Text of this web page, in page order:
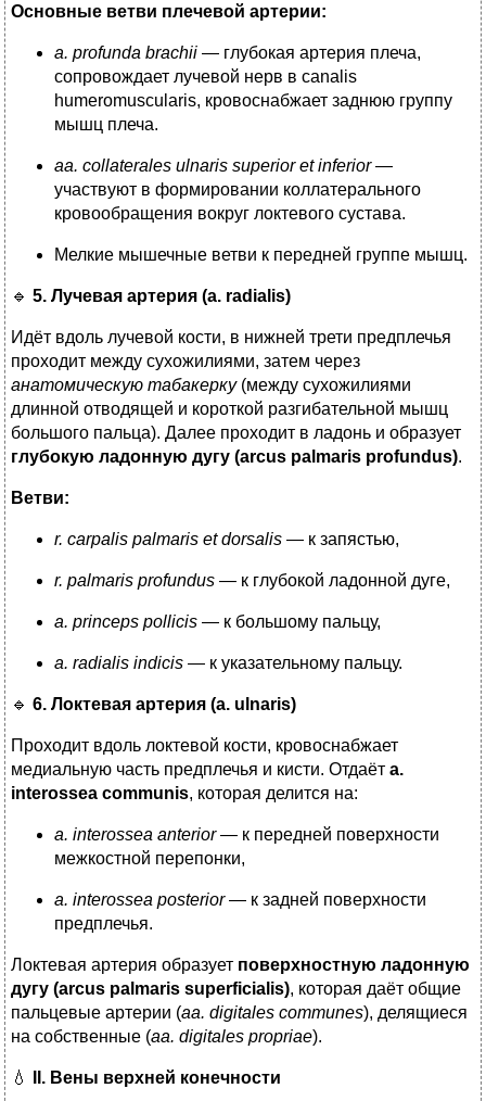
Основные ветви плечевой артерии:
a. profunda brachii — глубокая артерия плеча,
сопровождает лучевой нерв в canalis
humeromuscularis, кровоснабжает заднюю группу
мышц плеча.
aa. collaterales ulnaris superior et inferior—
участвуют в формировании коллатерального
кровообращения вокруг локтевого сустава.
Мелкие мышечные ветви к передней группе мышц.
🔹 5. Лучевая артерия (a. radialis)
Идёт вдоль лучевой кости, в нижней трети предплечья
проходит между сухожилиями, затем через
анатомическую табакерку(между сухожилиями
длинной отводящей и короткой разгибательной мышц
большого пальца). Далее проходит в ладонь и образует
глубокую ладонную дугу (arcus palmaris profundus).
Ветви:
r. carpalis palmaris et dorsalis — к запястью,
r. palmaris profundus — к глубокой ладонной дуге,
a. princeps pollicis — к большому пальцу,
a. radialis indicis — к указательному пальцу.
🔹 6. Локтевая артерия (a. ulnaris)
Проходит вдоль локтевой кости, кровоснабжает
медиальную часть предплечья и кисти. Отдаёт a.
interossea communis, которая делится на:
a. interossea anterior— к передней поверхности
межкостной перепонки,
a. interossea posterior— к задней поверхности
предплечья.
Локтевая артерия образует поверхностную ладонную
дугу (arcus palmaris superficialis), которая даёт общие
пальцевые артерии (aa. digitales communes), делящиеся
на собственные (aa. digitales propriae).
💧 II. Вены верхней конечности